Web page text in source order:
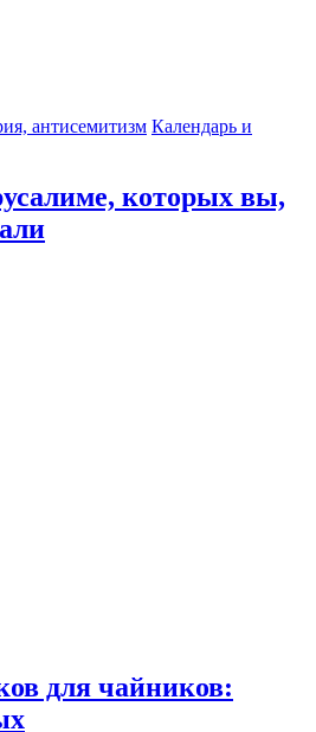
антисемитизм Календарь и
которых вы,
для чайников: